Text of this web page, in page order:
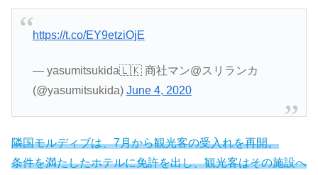
https://t.co/EY9etziOjE
— yasumitsukida🇱🇰 商社マン@スリランカ
(@yasumitsukida) June 4, 2020
隣国モルディブは、7月から観光客の受入れを再開。
条件を満たしたホテルに免許を出し、観光客はその施設へ